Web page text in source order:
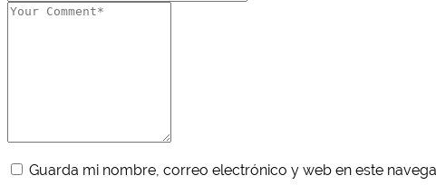
Guarda mi nombre, correo electrónico y web en este